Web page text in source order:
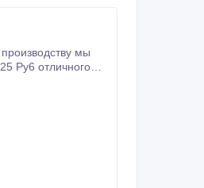
мы
Ру6 отличного